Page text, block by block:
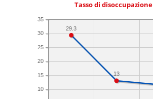
Tasso di disoccupazione
10
15
20
25
30
35
13
29.3